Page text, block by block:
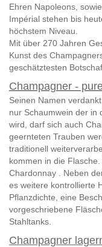
Ehren Napoleons,
Impérial stehen bis
höchstem Niveau.
Mit über 270 Jahren
Kunst des
geschätztesten
Champagner -
Seinen Namen
nur Schaumwein der in
wird, darf sich auch
geernteten Trauben
traditionell
kommen in die
Chardonnay . Neben
es weitere kontrollierte
Pflanzdichte, eine
vorgeschriebene
Stahltanks.
Champagner